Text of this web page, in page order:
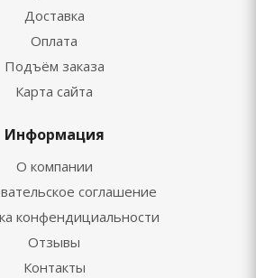
Доставка
Оплата
Подъём заказа
Карта сайта
Информация
О компании
соглашение
конфендициальности
Отзывы
Контакты